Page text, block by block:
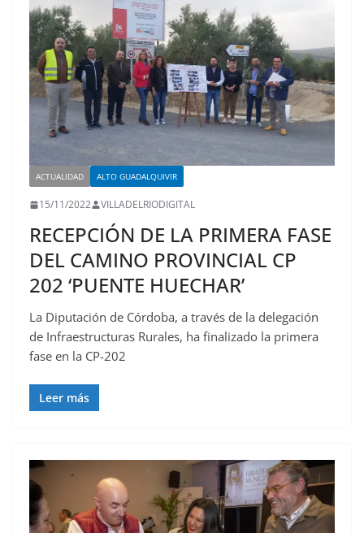
ACTUALIDAD ALTO GUADALQUIVIR
15/11/2022 VILLADELRIODIGITAL
RECEPCIÓN DE LA PRIMERA FASE
DEL CAMINO PROVINCIAL CP
202 ‘PUENTE HUECHAR’
La Diputación de Córdoba, a través de la delegación
de Infraestructuras Rurales, ha finalizado la primera
fase en la CP-202
Leer más